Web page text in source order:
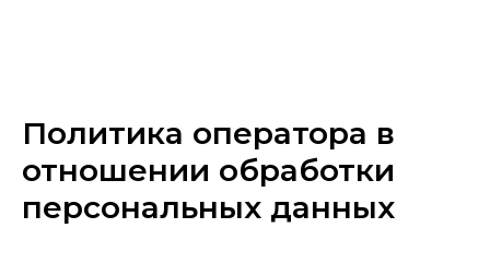
Политика оператора в
отношении обработки
персональных данных